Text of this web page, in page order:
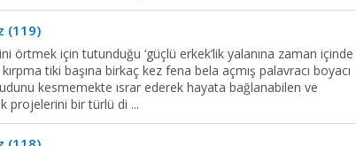
(119)
örtmek için tutunduğu ‘güçlü erkek’lik yalanına zaman içinde
tiki başına birkaç kez fena bela açmış palavracı boyacı
kesmemekte ısrar ederek hayata bağlanabilen ve
projelerini bir türlü di ...